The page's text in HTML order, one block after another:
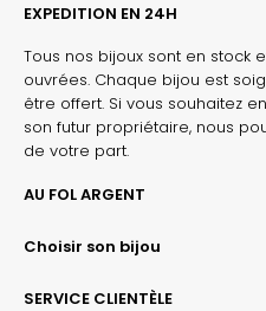
EXPEDITION EN 24H
Tous nos bijoux sont en stock
ouvrées. Chaque bijou est
être offert. Si vous souhaitez
son futur propriétaire, nous
de votre part.
AU FOL ARGENT
Choisir son bijou
SERVICE CLIENTÈLE